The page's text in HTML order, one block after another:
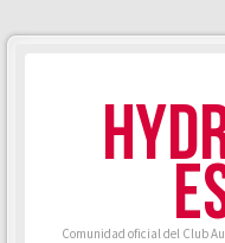
Comunidad oficial del Club